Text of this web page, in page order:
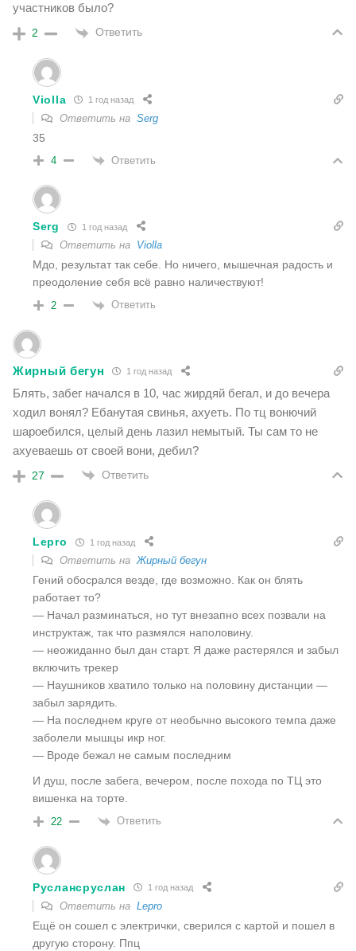
участников было?
2 Ответить
Violla 1 год назад
Ответить на Serg
35
4 Ответить
Serg 1 год назад
Ответить на Violla
Мдо, результат так себе. Но ничего, мышечная радость и
преодоление себя всë равно наличествуют!
2 Ответить
Жирный бегун 1 год назад
Блять, забег начался в 10, час жирдяй бегал, и до вечера
ходил вонял? Ебанутая свинья, ахуеть. По тц вонючий
шароебился, целый день лазил немытый. Ты сам то не
ахуеваешь от своей вони, дебил?
27 Ответить
Lepro 1 год назад
Ответить наЖирный бегун
Гений обосрался везде, где возможно. Как он блять
работает то?
— Начал разминаться, но тут внезапно всех позвали на
инструктаж, так что размялся наполовину.
— неожиданно был дан старт. Я даже растерялся и забыл
включить трекер
— Наушников хватило только на половину дистанции —
забыл зарядить.
— На последнем круге от необычно высокого темпа даже
заболели мышцы икр ног.
— Вроде бежал не самым последним
И душ, после забега, вечером, после похода по ТЦ это
вишенка на торте.
22 Ответить
Руслансруслан 1 год назад
Ответить на Lepro
Ещё он сошел с электрички, сверился с картой и пошел в
другую сторону. Ппц